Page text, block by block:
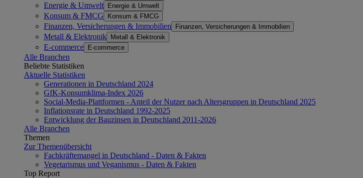
Energie & Umwelt Energie & Umwelt
Konsum & FMCG Konsum & FMCG
Finanzen, Versicherungen & Immobilien Finanzen, Versicherungen & Immobilien
Metall & Elektronik Metall & Elektronik
E-commerce E-commerce
Alle Branchen
Beliebte Statistiken
Aktuelle Statistiken
Generationen in Deutschland 2024
GfK-Konsumklima-Index 2026
Social-Media-Plattformen - Anteil der Nutzer nach Altersgruppen in Deutschland 2025
Inflationsrate in Deutschland 1992-2025
Entwicklung der Bauzinsen in Deutschland 2011-2026
Alle Branchen
Themen
Zur Themenübersicht
Fachkräftemangel in Deutschland - Daten & Fakten
Vegetarismus und Veganismus - Daten & Fakten
Top Report